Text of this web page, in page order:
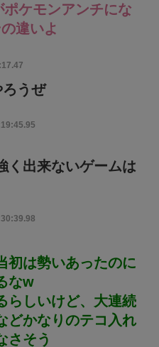
ケモンアンチにな
違いよ
うぜ
く出来ないゲームは
初は勢いあったのに
なw
らしいけど、大連続
どかなりのテコ入れ
さそう